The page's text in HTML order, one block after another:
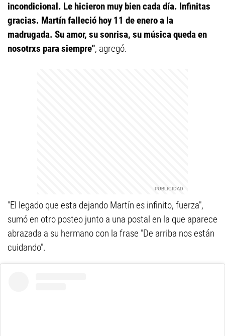
incondicional. Le hicieron muy bien cada día. Infinitas
gracias. Martín falleció hoy 11 de enero a la
madrugada. Su amor, su sonrisa, su música queda en
nosotrxs para siempre", agregó.
"El legado que esta dejando Martín es infinito, fuerza",
sumó en otro posteo junto a una postal en la que aparece
abrazada a su hermano con la frase "De arriba nos están
cuidando".